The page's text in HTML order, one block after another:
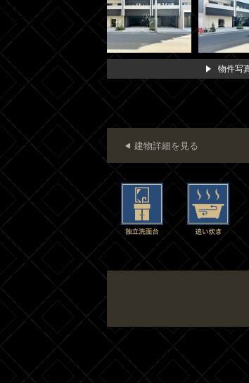
物件写
建物詳細を見る